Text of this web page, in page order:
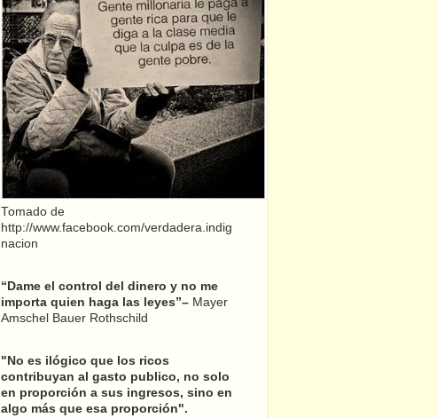
Tomado de
http://www.facebook.com/verdadera.indig
nacion
“Dame el control del dinero y no me
importa quien haga las leyes”– Mayer
Amschel Bauer Rothschild
"No es ilógico que los ricos
contribuyan al gasto publico, no solo
en proporción a sus ingresos, sino en
algo más que esa proporción".